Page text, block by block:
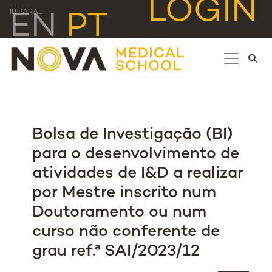
IR PARA... LOGIN
EN PT
Bolsa de Investigação (BI)
para o desenvolvimento de
atividades de I&D a realizar
por Mestre inscrito num
Doutoramento ou num
curso não conferente de
grau ref.ª SAI/2023/12